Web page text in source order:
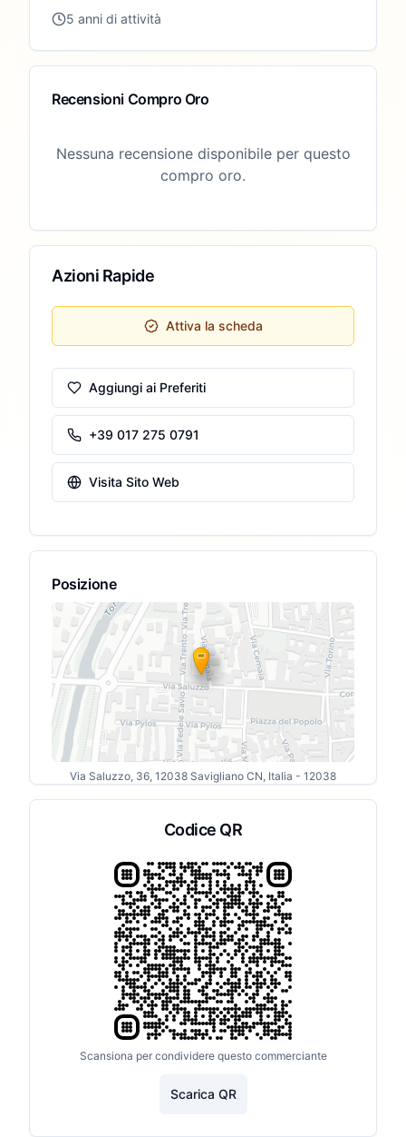
5 anni di attività
Recensioni Compro Oro
Nessuna recensione disponibile per questo
compro oro.
Azioni Rapide
Attiva la scheda
Aggiungi ai Preferiti
+39 017 275 0791
Visita Sito Web
Posizione
Via Saluzzo, 36, 12038 Savigliano CN, Italia - 12038
Codice QR
Scansiona per condividere questo commerciante
Scarica QR